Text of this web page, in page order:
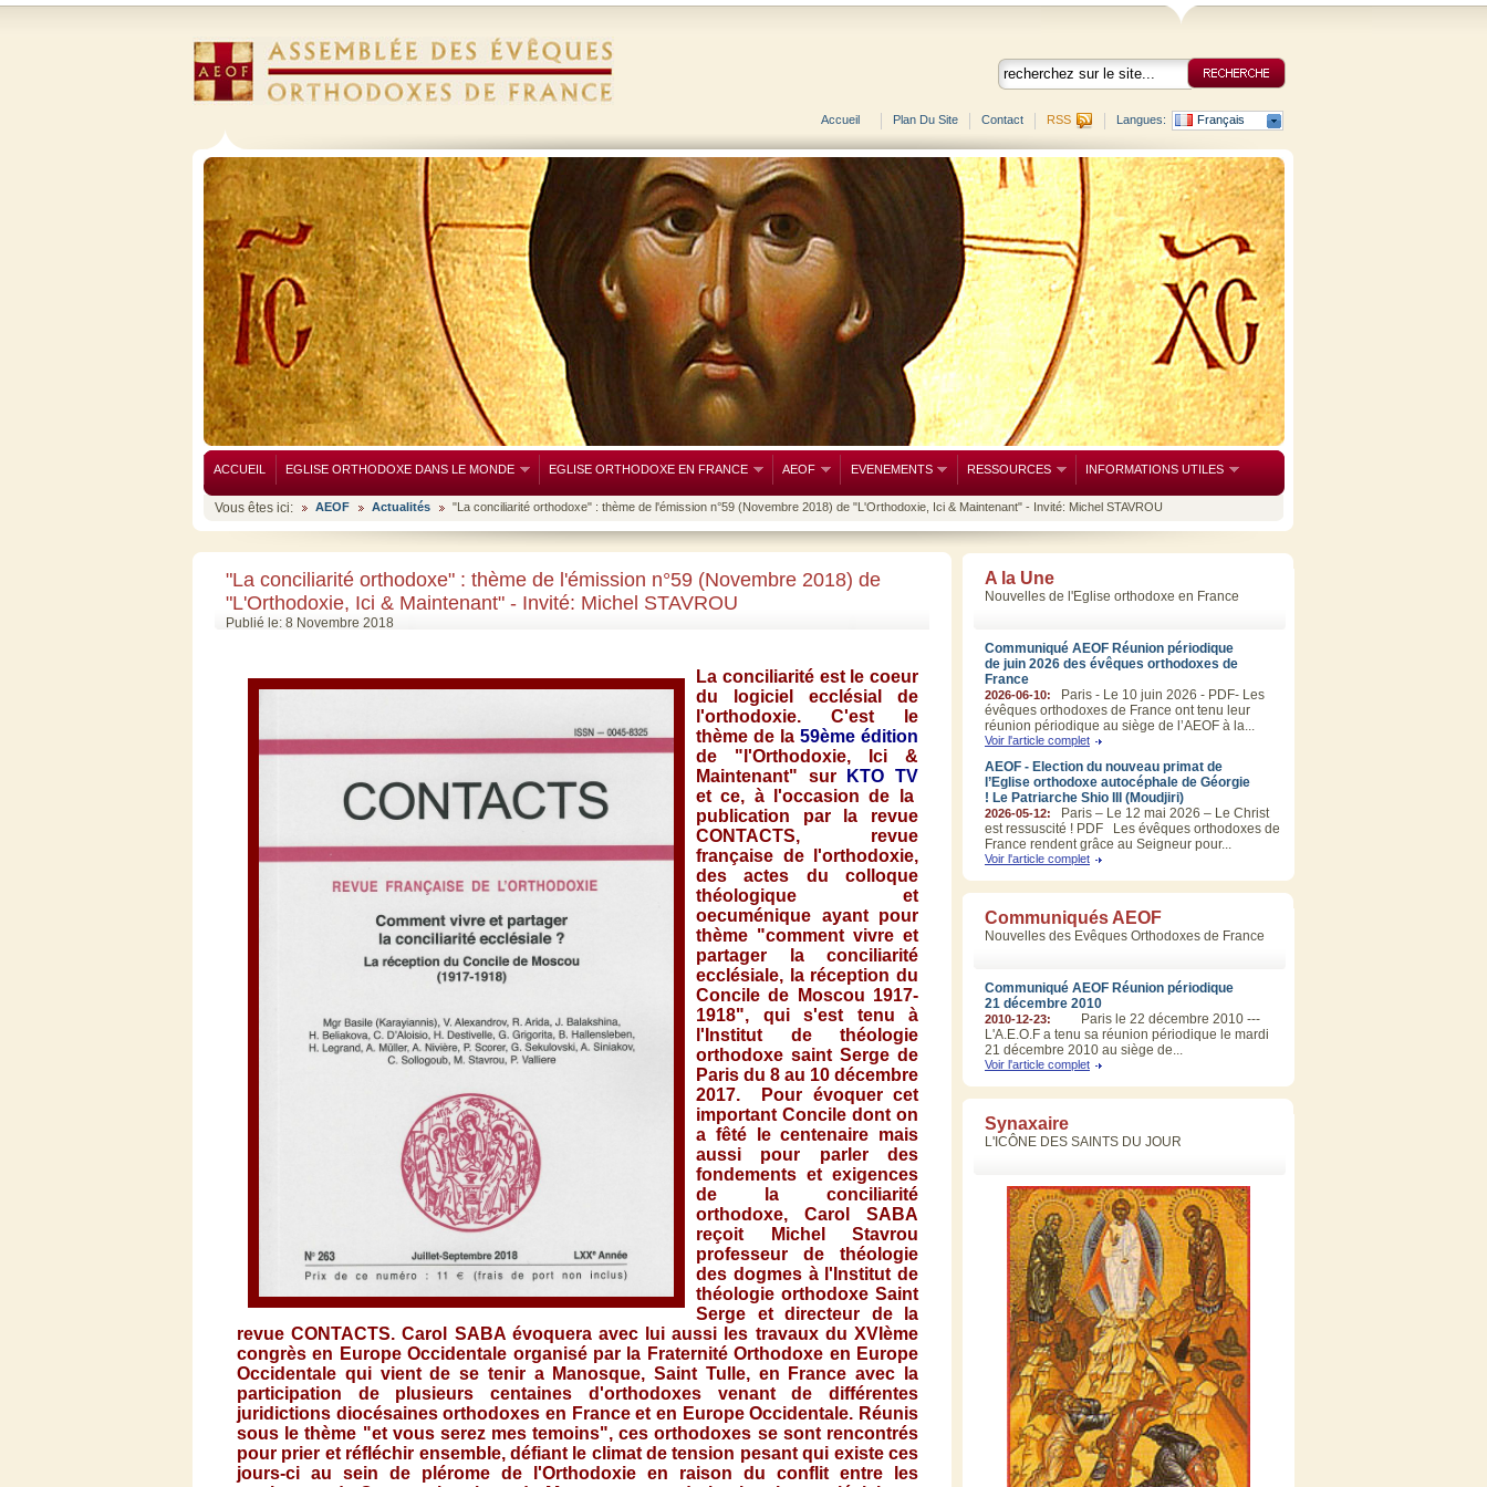
Langues: Français
RSS
Contact
Plan Du Site
Accueil
ACCUEIL EGLISE ORTHODOXE DANS LE MONDE EGLISE ORTHODOXE EN FRANCE AEOF EVENEMENTS RESSOURCES INFORMATIONS UTILES
Vous êtes ici: AEOF Actualités "La conciliarité orthodoxe" : thème de l'émission n°59 (Novembre 2018) de "L'Orthodoxie, Ici & Maintenant" - Invité: Michel STAVROU
"La conciliarité orthodoxe" : thème de l'émission n°59 (Novembre 2018) de
"L'Orthodoxie, Ici & Maintenant" - Invité: Michel STAVROU
Publié le: 8 Novembre 2018
La conciliarité est le coeur
du logiciel ecclésial de
l'orthodoxie. C'est le
thème de la 59ème édition
de "l'Orthodoxie, Ici &
Maintenant" sur
KTO TV
et ce, à l'occasion de la
publication par la revue
CONTACTS, revue
française de l'orthodoxie,
des actes du colloque
théologique et
oecuménique ayant pour
thème "comment vivre et
partager la conciliarité
ecclésiale, la réception du
Concile de Moscou 1917-
1918", qui s'est tenu à
l'Institut de théologie
orthodoxe saint Serge de
Paris du 8 au 10 décembre
2017. Pour évoquer cet
important Concile dont on
a fêté le centenaire mais
aussi pour parler des
fondements et exigences
de la conciliarité
orthodoxe, Carol SABA
reçoit Michel Stavrou
professeur de théologie
des dogmes à l'Institut de
théologie orthodoxe Saint
Serge et directeur de la
revue CONTACTS. Carol SABA évoquera avec lui aussi les travaux du XVIème
congrès en Europe Occidentale organisé par la Fraternité Orthodoxe en Europe
Occidentale qui vient de se tenir a Manosque, Saint Tulle, en France avec la
participation de plusieurs centaines d'orthodoxes venant de différentes
juridictions diocésaines orthodoxes en France et en Europe Occidentale. Réunis
sous le thème "et vous serez mes temoins", ces orthodoxes se sont rencontrés
pour prier et réfléchir ensemble, défiant le climat de tension pesant qui existe ces
jours-ci au sein de plérome de l'Orthodoxie en raison du conflit entre les
A la Une
Nouvelles de l'Eglise orthodoxe en France
Communiqué AEOF Réunion périodique
de juin 2026 des évêques orthodoxes de
France
2026-06-10:
Paris - Le 10 juin 2026 - PDF- Les
évêques orthodoxes de France ont tenu leur
réunion périodique au siège de l’AEOF à la...
Voir l'article complet
AEOF - Election du nouveau primat de
l’Eglise orthodoxe autocéphale de Géorgie
! Le Patriarche Shio III (Moudjiri)
2026-05-12:
Paris – Le 12 mai 2026 – Le Christ
est ressuscité ! PDF Les évêques orthodoxes de
France rendent grâce au Seigneur pour...
Voir l'article complet
Communiqués AEOF
Nouvelles des Evêques Orthodoxes de France
Communiqué AEOF Réunion périodique
21 décembre 2010
2010-12-23:
Paris le 22 décembre 2010 ---
L'A.E.O.F a tenu sa réunion périodique le mardi
21 décembre 2010 au siège de...
Voir l'article complet
Synaxaire
L'ICÔNE DES SAINTS DU JOUR